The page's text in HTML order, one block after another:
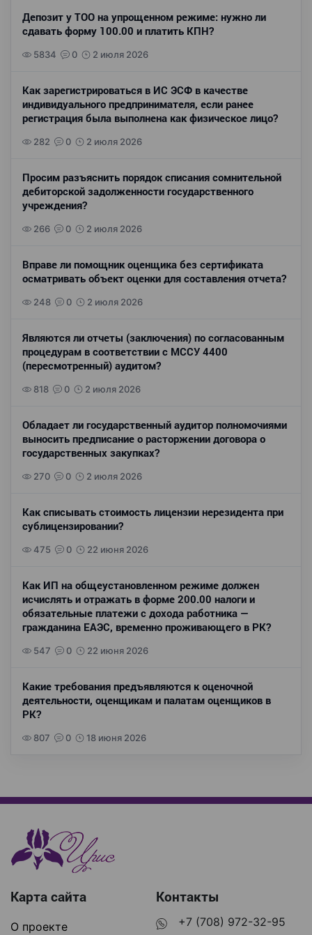
Депозит у ТОО на упрощенном режиме: нужно ли
сдавать форму 100.00 и платить КПН?
5834 0 2 июля 2026
Как зарегистрироваться в ИС ЭСФ в качестве
индивидуального предпринимателя, если ранее
регистрация была выполнена как физическое лицо?
282 0 2 июля 2026
Просим разъяснить порядок списания сомнительной
дебиторской задолженности государственного
учреждения?
266 0 2 июля 2026
Вправе ли помощник оценщика без сертификата
осматривать объект оценки для составления отчета?
248 0 2 июля 2026
Являются ли отчеты (заключения) по согласованным
процедурам в соответствии с МССУ 4400
(пересмотренный) аудитом?
818 0 2 июля 2026
Обладает ли государственный аудитор полномочиями
выносить предписание о расторжении договора о
государственных закупках?
270 0 2 июля 2026
Как списывать стоимость лицензии нерезидента при
сублицензировании?
475 0 22 июня 2026
Как ИП на общеустановленном режиме должен
исчислять и отражать в форме 200.00 налоги и
обязательные платежи с дохода работника —
гражданина ЕАЭС, временно проживающего в РК?
547 0 22 июня 2026
Какие требования предъявляются к оценочной
деятельности, оценщикам и палатам оценщиков в
РК?
807 0 18 июня 2026
Карта сайта
О проекте
Контакты
+7 (708) 972-32-95